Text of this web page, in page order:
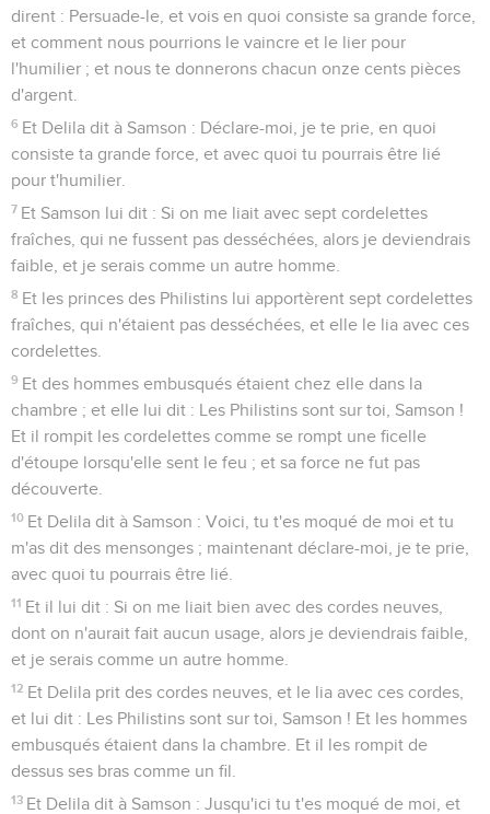
dirent : Persuade-le, et vois en quoi consiste sa grande force,
et comment nous pourrions le vaincre et le lier pour
l'humilier ; et nous te donnerons chacun onze cents pièces
d'argent.
6 Et Delila dit à Samson : Déclare-moi, je te prie, en quoi
consiste ta grande force, et avec quoi tu pourrais être lié
pour t'humilier.
7 Et Samson lui dit : Si on me liait avec sept cordelettes
fraîches, qui ne fussent pas desséchées, alors je deviendrais
faible, et je serais comme un autre homme.
8 Et les princes des Philistins lui apportèrent sept cordelettes
fraîches, qui n'étaient pas desséchées, et elle le lia avec ces
cordelettes.
9 Et des hommes embusqués étaient chez elle dans la
chambre ; et elle lui dit : Les Philistins sont sur toi, Samson !
Et il rompit les cordelettes comme se rompt une ficelle
d'étoupe lorsqu'elle sent le feu ; et sa force ne fut pas
découverte.
10 Et Delila dit à Samson : Voici, tu t'es moqué de moi et tu
m'as dit des mensonges ; maintenant déclare-moi, je te prie,
avec quoi tu pourrais être lié.
11 Et il lui dit : Si on me liait bien avec des cordes neuves,
dont on n'aurait fait aucun usage, alors je deviendrais faible,
et je serais comme un autre homme.
12 Et Delila prit des cordes neuves, et le lia avec ces cordes,
et lui dit : Les Philistins sont sur toi, Samson ! Et les hommes
embusqués étaient dans la chambre. Et il les rompit de
dessus ses bras comme un fil.
13 Et Delila dit à Samson : Jusqu'ici tu t'es moqué de moi, et